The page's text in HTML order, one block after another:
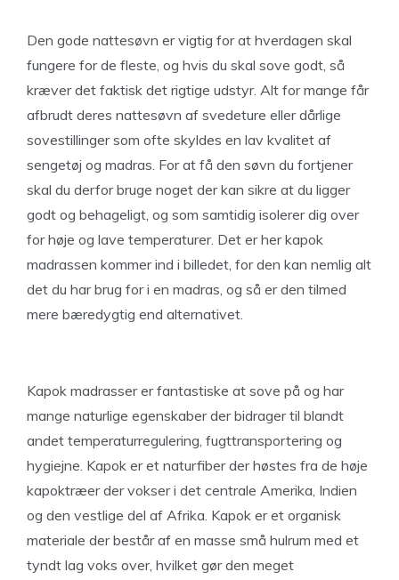
Den gode nattesøvn er vigtig for at hverdagen skal
fungere for de fleste, og hvis du skal sove godt, så
kræver det faktisk det rigtige udstyr. Alt for mange får
afbrudt deres nattesøvn af svedeture eller dårlige
sovestillinger som ofte skyldes en lav kvalitet af
sengetøj og madras. For at få den søvn du fortjener
skal du derfor bruge noget der kan sikre at du ligger
godt og behageligt, og som samtidig isolerer dig over
for høje og lave temperaturer. Det er her kapok
madrassen kommer ind i billedet, for den kan nemlig alt
det du har brug for i en madras, og så er den tilmed
mere bæredygtig end alternativet.
Kapok madrasser er fantastiske at sove på og har
mange naturlige egenskaber der bidrager til blandt
andet temperaturregulering, fugttransportering og
hygiejne. Kapok er et naturfiber der høstes fra de høje
kapoktræer der vokser i det centrale Amerika, Indien
og den vestlige del af Afrika. Kapok er et organisk
materiale der består af en masse små hulrum med et
tyndt lag voks over, hvilket gør den meget